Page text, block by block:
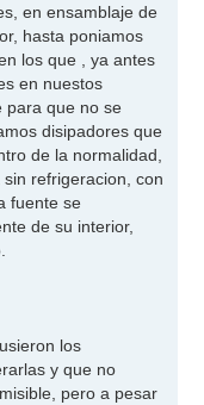
en ensamblaje de
hasta poniamos
los que , ya antes
en nuestos
para que no se
disipadores que
de la normalidad,
refrigeracion, con
fuente se
de su interior,
los
y que no
pero a pesar